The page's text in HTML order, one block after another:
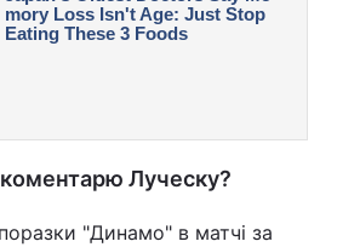
Луческу?
"Динамо" в матчі за